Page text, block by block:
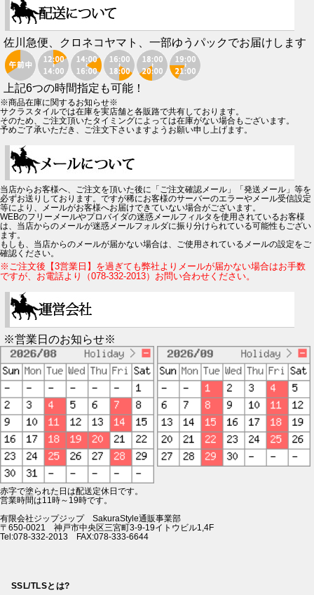
佐川急便、クロネコヤマト、一部ゆうパックでお届けします
上記6つの時間指定も可能！
※商品在庫に関するお知らせ※
サクラスタイルでは在庫を実店舗と各販路で共有しております。
そのため、ご注文頂いたタイミングによっては在庫がない場合もございます。
予めご了承いただき、ご注文下さいますようお願い申し上げます。
当店からお客様へ、ご注文を頂いた後に「ご注文確認メール」「発送メール」等を
必ずお送りしております。ですが稀にお客様のサーバーのエラーやメール受信設定
等により、メールがお客様へお届けできていない場合がございます。
WEBのフリーメールやプロバイダの迷惑メールフィルタを使用されているお客様
は、当店からのメールが迷惑メールフォルダに振り分けられている可能性もござい
ます。
もしも、当店からのメールが届かない場合は、ご使用されているメールの設定をご
確認ください。
※ご注文後【3営業日】を過ぎても弊社よりメールが届かない場合はお手数
ですが、お電話より（078-332-2013）お問い合わせください。
※営業日のお知らせ※
赤字で塗られた日は配送定休日です。
営業時間は11時～19時です。
有限会社ジップジップ SakuraStyle通販事業部
〒650-0021 神戸市中央区三宮町3-9-19イトウビル1,4F
Tel:078-332-2013 FAX:078-333-6644
SSL/TLSとは?